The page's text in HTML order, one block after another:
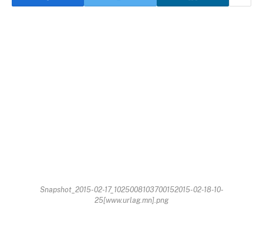
Snapshot_2015-02-17_1025008103700152015-02-18-10-
25[www.urlag.mn].png